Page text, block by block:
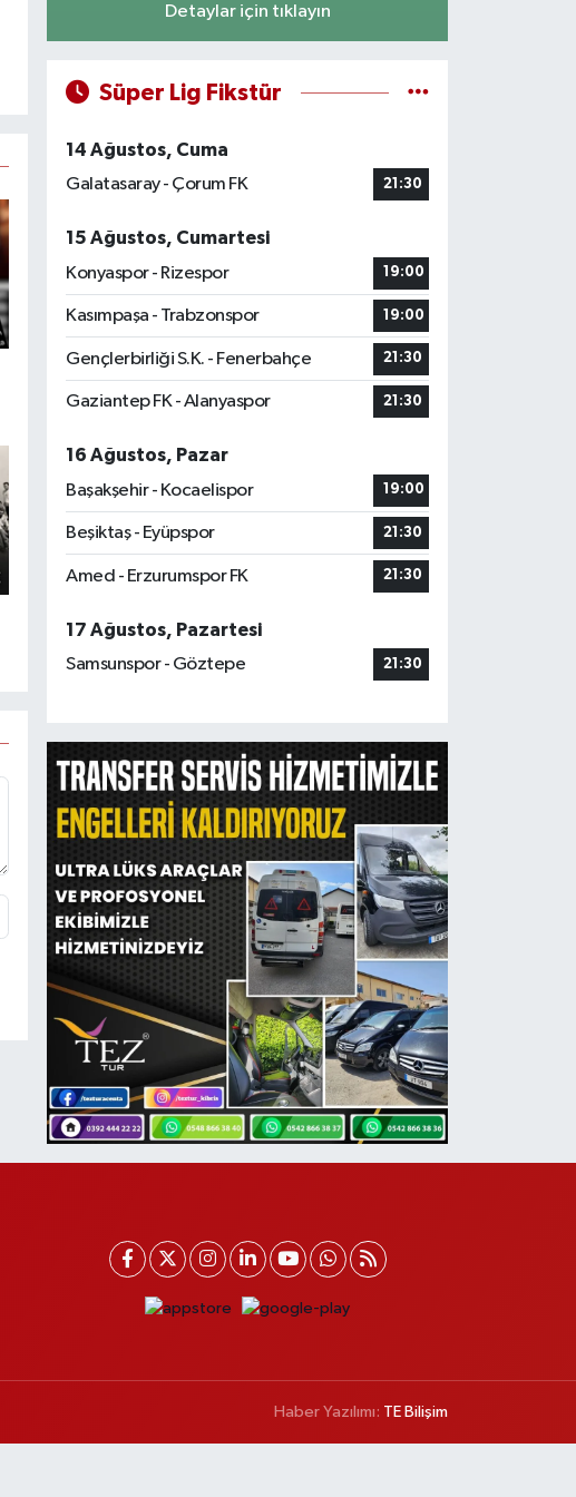
Detaylar için tıklayın
Süper Lig Fikstür
14 Ağustos, Cuma
Galatasaray - Çorum FK
21:30
15 Ağustos, Cumartesi
Konyaspor - Rizespor
19:00
Kasımpaşa - Trabzonspor 19:00
Gençlerbirliği S.K. - Fenerbahçe 21:30
Gaziantep FK - Alanyaspor 21:30
16 Ağustos, Pazar
Başakşehir - Kocaelispor
19:00
Beşiktaş - Eyüpspor 21:30
Amed - Erzurumspor FK 21:30
17 Ağustos, Pazartesi
Samsunspor - Göztepe
21:30
Haber Yazılımı: TE Bilişim